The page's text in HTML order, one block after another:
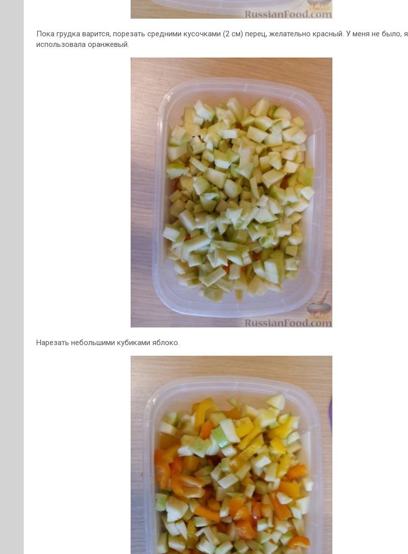
Пока грудка варится, порезать средними кусочками (2 см) перец, желательно красный. У меня не было, я
использовала оранжевый.
Нарезать небольшими кубиками яблоко.